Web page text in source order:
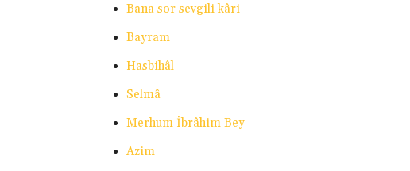
Bana sor sevgili kâri
Bayram
Hasbihâl
Selmâ
Merhum İbrâhim Bey
Azim